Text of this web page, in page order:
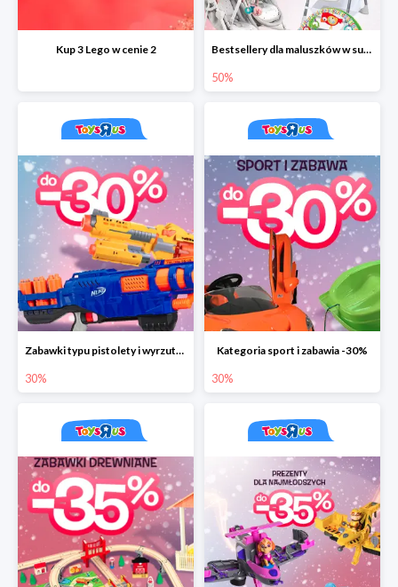
Kup 3 Lego w cenie 2 Bestsellery dla maluszków w supercenach do -50%
50%
Zabawki typu pistolety i wyrzutnie do -30%
30%
Kategoria sport i zabawia -30%
30%